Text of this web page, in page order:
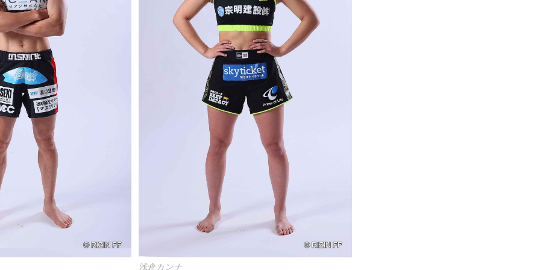
浅倉カンナ